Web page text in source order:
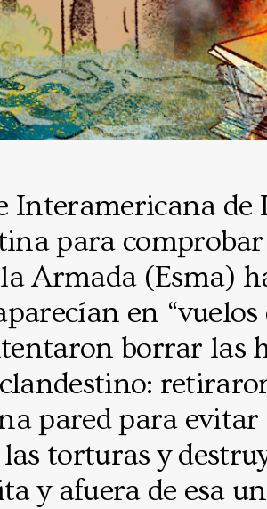
Interamericana de
para
Armada (Esma)
en “vuelos
borrar las
pared para evitar
torturas y
y afuera de esa